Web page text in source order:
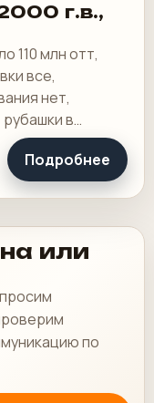
г.в.,
110 млн отт,
все,
нет,
в
в хорошем.
Подробнее
или
по